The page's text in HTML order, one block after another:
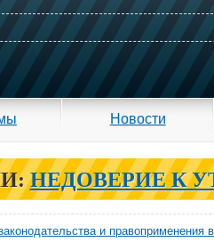
Новости
НЕДОВЕРИЕ К
и правоприменения